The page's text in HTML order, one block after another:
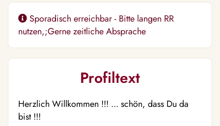
Sporadisch erreichbar - Bitte langen RR
nutzen,;Gerne zeitliche Absprache ️
Profiltext
Herzlich Willkommen !!! ... schön, dass Du da
bist !!!